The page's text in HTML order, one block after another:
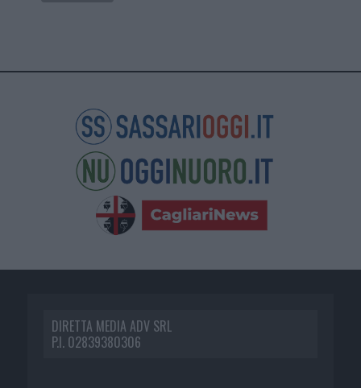
DIRETTA MEDIA ADV SRL
P.I. 02839380306